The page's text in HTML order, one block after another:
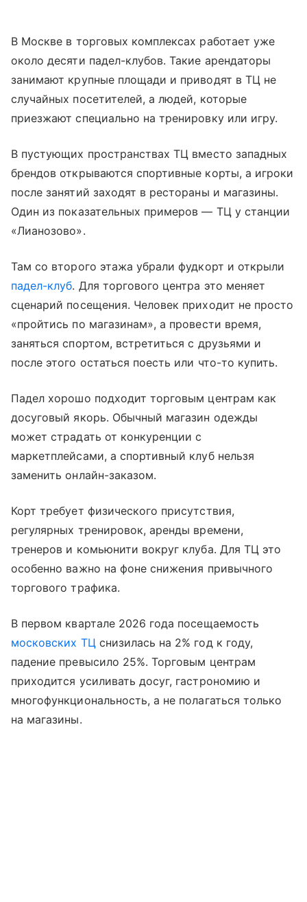
В Москве в торговых комплексах работает уже
около десяти падел-клубов. Такие арендаторы
занимают крупные площади и приводят в ТЦ не
случайных посетителей, а людей, которые
приезжают специально на тренировку или игру.
В пустующих пространствах ТЦ вместо западных
брендов открываются спортивные корты, а игроки
после занятий заходят в рестораны и магазины.
Один из показательных примеров — ТЦ у станции
«Лианозово».
Там со второго этажа убрали фудкорт и открыли
падел-клуб. Для торгового центра это меняет
сценарий посещения. Человек приходит не просто
«пройтись по магазинам», а провести время,
заняться спортом, встретиться с друзьями и
после этого остаться поесть или что-то купить.
Падел хорошо подходит торговым центрам как
досуговый якорь. Обычный магазин одежды
может страдать от конкуренции с
маркетплейсами, а спортивный клуб нельзя
заменить онлайн-заказом.
Корт требует физического присутствия,
регулярных тренировок, аренды времени,
тренеров и комьюнити вокруг клуба. Для ТЦ это
особенно важно на фоне снижения привычного
торгового трафика.
В первом квартале 2026 года посещаемость
московских ТЦ снизилась на 2% год к году,
падение превысило 25%. Торговым центрам
приходится усиливать досуг, гастрономию и
многофункциональность, а не полагаться только
на магазины.